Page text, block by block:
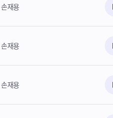
손재용
손재용
손재용